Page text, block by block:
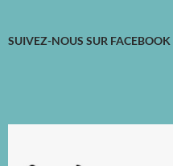
SUIVEZ-NOUS SUR FACEBOOK